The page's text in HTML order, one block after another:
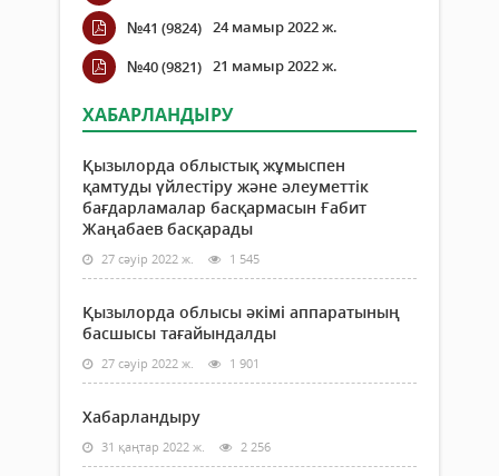
№41 (9824) 24 мамыр 2022 ж.
№40 (9821) 21 мамыр 2022 ж.
ХАБАРЛАНДЫРУ
Қызылорда облыстық жұмыспен
қамтуды үйлестіру және әлеуметтік
бағдарламалар басқармасын Ғабит
Жаңабаев басқарады
27 сәуір 2022 ж. 1 545
Қызылорда облысы әкімі аппаратының
басшысы тағайындалды
27 сәуір 2022 ж. 1 901
Хабарландыру
31 қаңтар 2022 ж. 2 256